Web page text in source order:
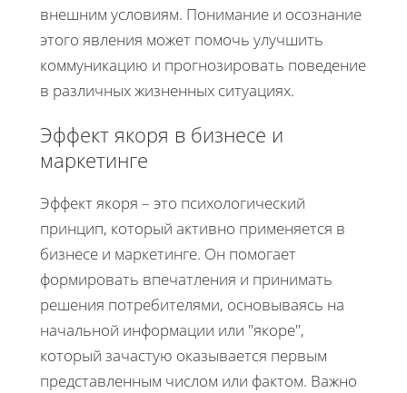
внешним условиям. Понимание и осознание
этого явления может помочь улучшить
коммуникацию и прогнозировать поведение
в различных жизненных ситуациях.
Эффект якоря в бизнесе и
маркетинге
Эффект якоря – это психологический
принцип, который активно применяется в
бизнесе и маркетинге. Он помогает
формировать впечатления и принимать
решения потребителями, основываясь на
начальной информации или "якоре",
который зачастую оказывается первым
представленным числом или фактом. Важно